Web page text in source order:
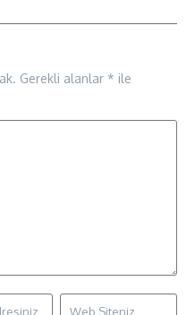
Gerekli alanlar * ile